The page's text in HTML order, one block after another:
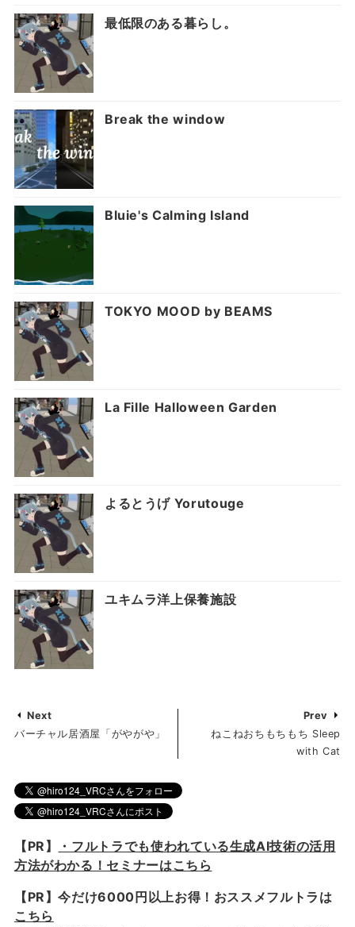
最低限のある暮らし。
Break the window
Bluie's Calming Island
TOKYO MOOD by BEAMS
La Fille Halloween Garden
よるとうげ Yorutouge
ユキムラ洋上保養施設
Next
バーチャル居酒屋「がやがや」
Prev
ねこねおちもちもち Sleep
with Cat
【PR】
・フルトラでも使われている生成AI技術の活用
方法がわかる！セミナーはこちら
【PR】今だけ6000円以上お得！おススメフルトラは
こちら